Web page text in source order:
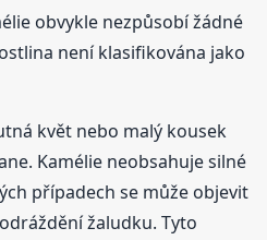
obvykle nezpůsobí žádné
není klasifikována jako
květ nebo malý kousek
Kamélie neobsahuje silné
případech se může objevit
žaludku. Tyto